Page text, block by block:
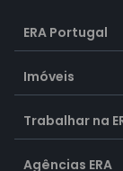
ERA Portugal
Imóveis
Trabalhar na
Agências ERA